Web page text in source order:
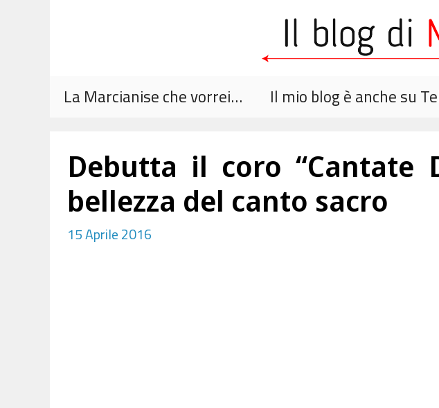
La Marcianise che vorrei… Il mio blog è anche su
Debutta il coro “Cantate
bellezza del canto sacro
15 Aprile 2016